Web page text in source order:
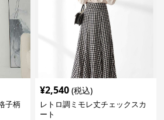
子柄
¥2,540 (税込)
レトロ調ミモレ丈チェックスカ
ート